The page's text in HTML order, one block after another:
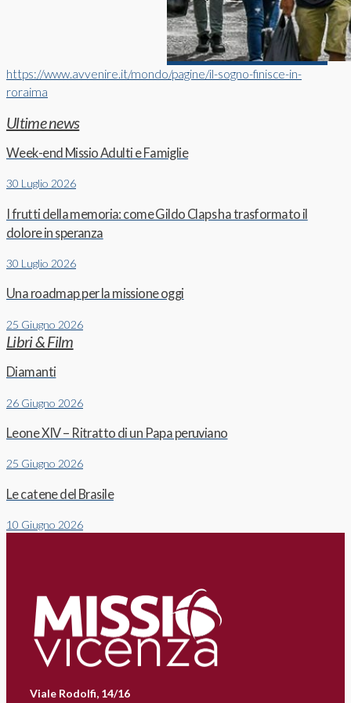
https://www.avvenire.it/mondo/pagine/il-sogno-finisce-in-
roraima
Ultime news
Week-end Missio Adulti e Famiglie
30 Luglio 2026
I frutti della memoria: come Gildo Claps ha trasformato il
dolore in speranza
30 Luglio 2026
Una roadmap per la missione oggi
25 Giugno 2026
Libri & Film
Diamanti
26 Giugno 2026
Leone XIV – Ritratto di un Papa peruviano
25 Giugno 2026
Le catene del Brasile
10 Giugno 2026
Viale Rodolfi, 14/16